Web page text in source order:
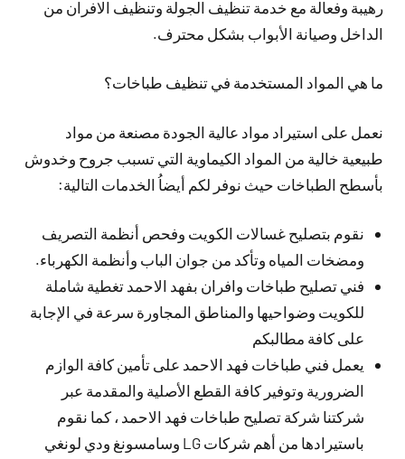
رهيبة وفعالة مع خدمة تنظيف الجولة وتنظيف الافران من
الداخل وصيانة الأبواب بشكل محترف.
ما هي المواد المستخدمة في تنظيف طباخات؟
نعمل على استيراد مواد عالية الجودة مصنعة من مواد
طبيعية خالية من المواد الكيماوية التي تسبب جروح وخدوش
بأسطح الطباخات حيث نوفر لكم أيضاُ الخدمات التالية:
نقوم بتصليح غسالات الكويت وفحص أنظمة التصريف
ومضخات المياه وتأكد من جوان الباب وأنظمة الكهرباء.
فني تصليح طباخات وافران بفهد الاحمد تغطية شاملة
للكويت وضواحيها والمناطق المجاورة سرعة في الإجابة
على كافة مطالبكم
يعمل فني طباخات فهد الاحمد على تأمين كافة الوازم
الضرورية وتوفير كافة القطع الأصلية والمقدمة عبر
شركتنا شركة تصليح طباخات فهد الاحمد ، كما نقوم
باستيرادها من أهم شركات LG وسامسونغ ودي لونغي